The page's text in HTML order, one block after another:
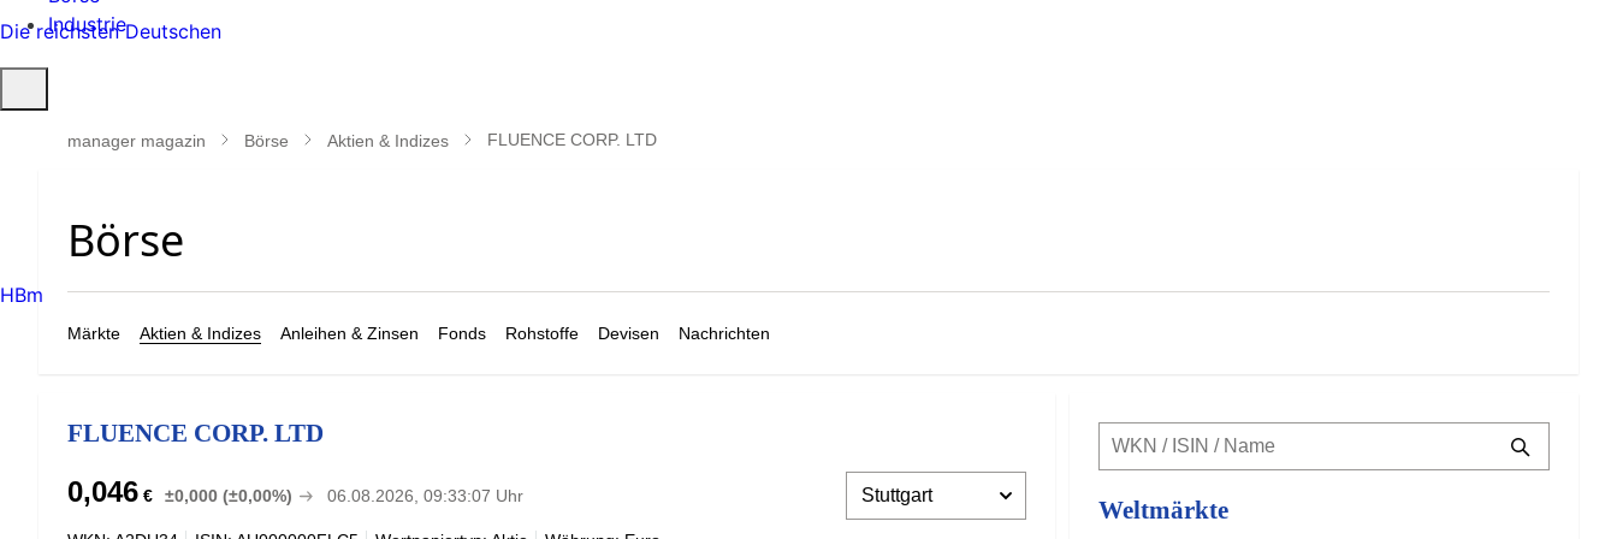
Industrie
öffnen
manager magazin Börse Aktien & Indizes FLUENCE CORP. LTD
Märkte Aktien & Indizes Anleihen & Zinsen Fonds Rohstoffe Devisen Nachrichten
FLUENCE CORP. LTD
0,046 € ±0,000 (±0,00%) 06.08.2026, 09:33:07 Uhr
Weltmärkte
Die reichsten Deutschen
HBm